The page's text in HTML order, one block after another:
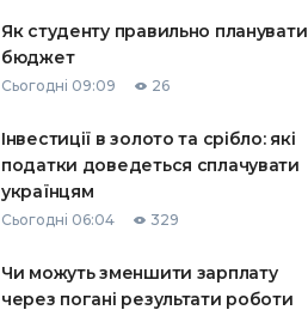
Як студенту правильно планувати
бюджет
Сьогодні 09:09 26
Інвестиції в золото та срібло: які
податки доведеться сплачувати
українцям
Сьогодні 06:04 329
Чи можуть зменшити зарплату
через погані результати роботи